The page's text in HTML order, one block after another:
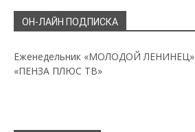
ОН-ЛАЙН ПОДПИСКА
Еженедельник «МОЛОДОЙ ЛЕНИНЕЦ»
«ПЕНЗА ПЛЮС ТВ»